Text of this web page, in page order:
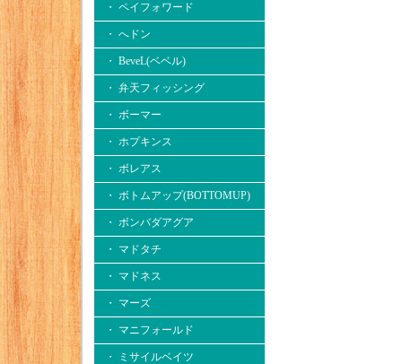
・ ペイフォワード
・ へドン
・ BeveL(ベベル)
・ 弁天フィッシング
・ ボーマー
・ ホプキンス
・ ボレアス
・ ボトムアップ(BOTTOMUP)
・ ボンバダアグア
・ マドタチ
・ マドネス
・ マーズ
・ マニフォールド
・ ミサイルベイツ